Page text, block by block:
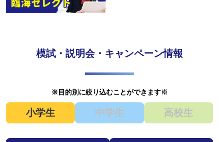
模試・説明会・キャンペーン情報
※目的別に絞り込むことができます※
小学生 中学生 高校生